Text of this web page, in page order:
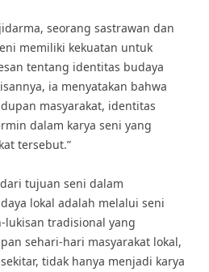
seorang sastrawan dan
memiliki kekuatan untuk
tentang identitas budaya
ia menyatakan bahwa
masyarakat, identitas
dalam karya seni yang
tersebut.”
tujuan seni dalam
lokal adalah melalui seni
lukisan tradisional yang
sehari-hari masyarakat lokal,
tidak hanya menjadi karya